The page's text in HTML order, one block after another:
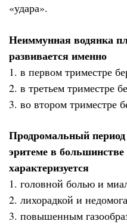
«удара».
Неиммунная водянка
развивается именно
1. в первом триместре
2. в третьем триместре
3. во втором триместре
Продромальный
эритеме в большинстве
характеризуется
1. головной болью и
2. лихорадкой и
3. повышенным